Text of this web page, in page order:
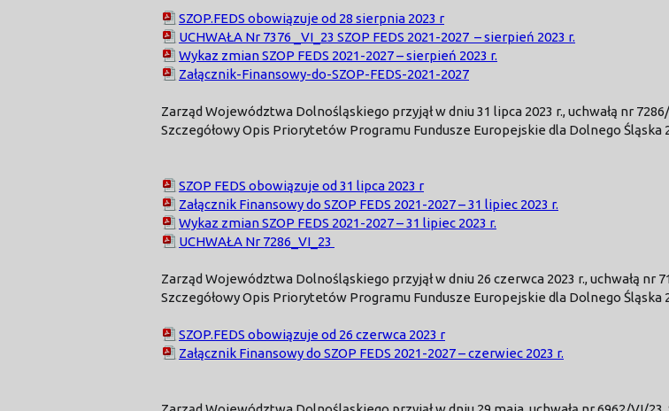
SZOP.FEDS obowiązuje od 28 sierpnia 2023 r
UCHWAŁA Nr 7376 _VI_23 SZOP FEDS 2021-2027 – sierpień 2023 r.
Wykaz zmian SZOP FEDS 2021-2027 – sierpień 2023 r.
Załącznik-Finansowy-do-SZOP-FEDS-2021-2027
Zarząd Województwa Dolnośląskiego przyjął w dniu 31 lipca 2023 r., uchwałą nr
Szczegółowy Opis Priorytetów Programu Fundusze Europejskie dla Dolnego Śląska
SZOP FEDS obowiązuje od 31 lipca 2023 r
Załącznik Finansowy do SZOP FEDS 2021-2027 – 31 lipiec 2023 r.
Wykaz zmian SZOP FEDS 2021-2027 – 31 lipiec 2023 r.
UCHWAŁA Nr 7286_VI_23
Zarząd Województwa Dolnośląskiego przyjął w dniu 26 czerwca 2023 r., uchwałą nr
Szczegółowy Opis Priorytetów Programu Fundusze Europejskie dla Dolnego Śląska
SZOP.FEDS obowiązuje od 26 czerwca 2023 r
Załącznik Finansowy do SZOP FEDS 2021-2027 – czerwiec 2023 r.